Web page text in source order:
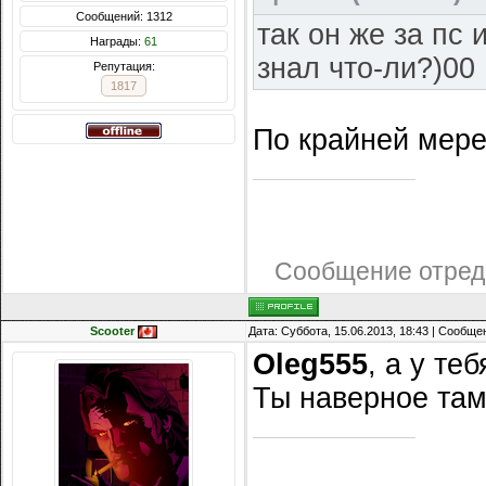
Сообщений: 1312
Награды: 61
Репутация:
1817
так он же за пс
знал что-ли?)00
По крайней
Сообщение
Scooter Дата: Суббота, 15.06.2013, 18:43 |
Oleg555, а у
Ты наверное